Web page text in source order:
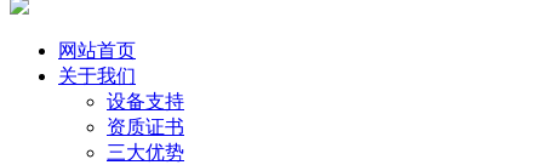
网站首页
关于我们
设备支持
资质证书
三大优势